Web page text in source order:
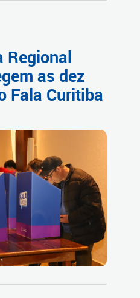
Regional
as dez
Fala Curitiba